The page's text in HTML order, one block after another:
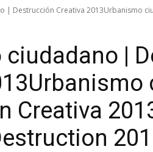
| Destrucción Creativa 2013Urbanismo
ciudadano |
Urbanismo
Creativa